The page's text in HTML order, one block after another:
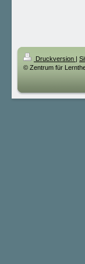
Druckversion |
© Zentrum für